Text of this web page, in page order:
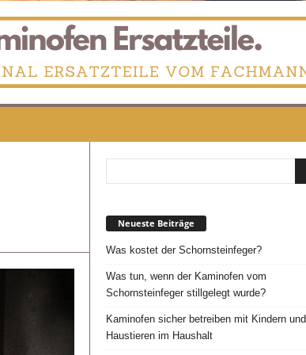
Neueste Beiträge
Was kostet der Schornsteinfeger?
Was tun, wenn der Kaminofen vom
Schornsteinfeger stillgelegt wurde?
Kaminofen sicher betreiben mit Kindern und
Haustieren im Haushalt